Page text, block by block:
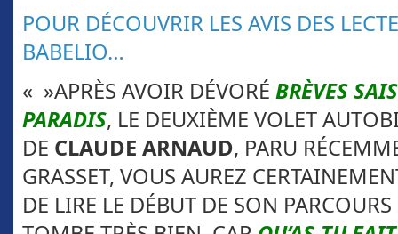
POUR DÉCOUVRIR LES AVIS DES
BABELIO…
« »APRÈS AVOIR DÉVORÉ BRÈVES
PARADIS, LE DEUXIÈME VOLET
DE CLAUDE ARNAUD, PARU
GRASSET, VOUS AUREZ
DE LIRE LE DÉBUT DE SON